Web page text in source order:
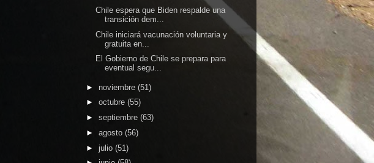
Chile espera que Biden respalde una
transición dem...
Chile iniciará vacunación voluntaria y
gratuita en...
El Gobierno de Chile se prepara para
eventual segu...
► noviembre (51)
► octubre (55)
► septiembre (63)
► agosto (56)
► julio (51)